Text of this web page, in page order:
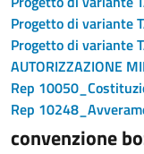
Progetto di variante
Progetto di variante
AUTORIZZAZIONE
Rep
Rep
convenzione